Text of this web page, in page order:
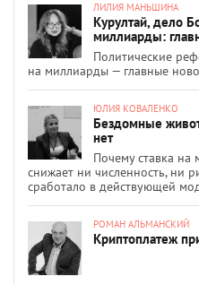
ЛИЛИЯ МАНЬШИНА
Курултай, дело
миллиарды:
Политические
на миллиарды — главные
ЮЛИЯ КОВАЛЕНКО
Бездомные
нет
Почему ставка на
снижает ни численность, ни
сработало в действующей
РОМАН АЛЬМАНСКИЙ
Криптоплатеж